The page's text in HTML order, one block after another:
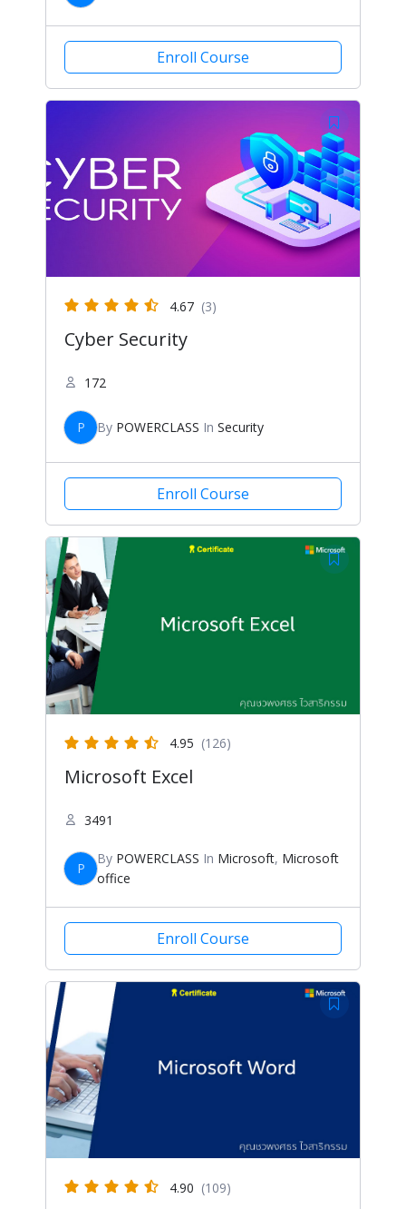
Enroll Course
4.67 (3)
Cyber Security
172
P By POWERCLASS In Security
Enroll Course
4.95 (126)
Microsoft Excel
3491
P
By POWERCLASS In Microsoft, Microsoft
office
Enroll Course
4.90 (109)